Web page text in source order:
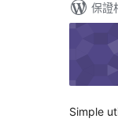
保證
Simple